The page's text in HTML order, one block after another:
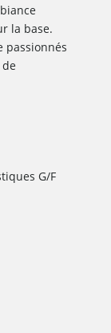
la base.
passionnés
G/F